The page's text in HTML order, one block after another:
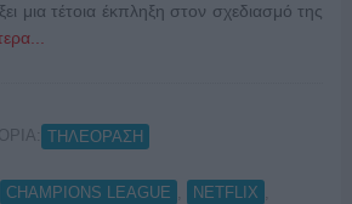
μια τέτοια έκπληξη στον σχεδιασμό της
ΤΗΛΕΟΡΑΣΗ
CHAMPIONS LEAGUE NETFLIX